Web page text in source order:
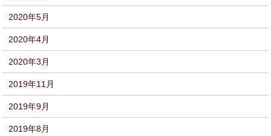
2020年5月
2020年4月
2020年3月
2019年11月
2019年9月
2019年8月